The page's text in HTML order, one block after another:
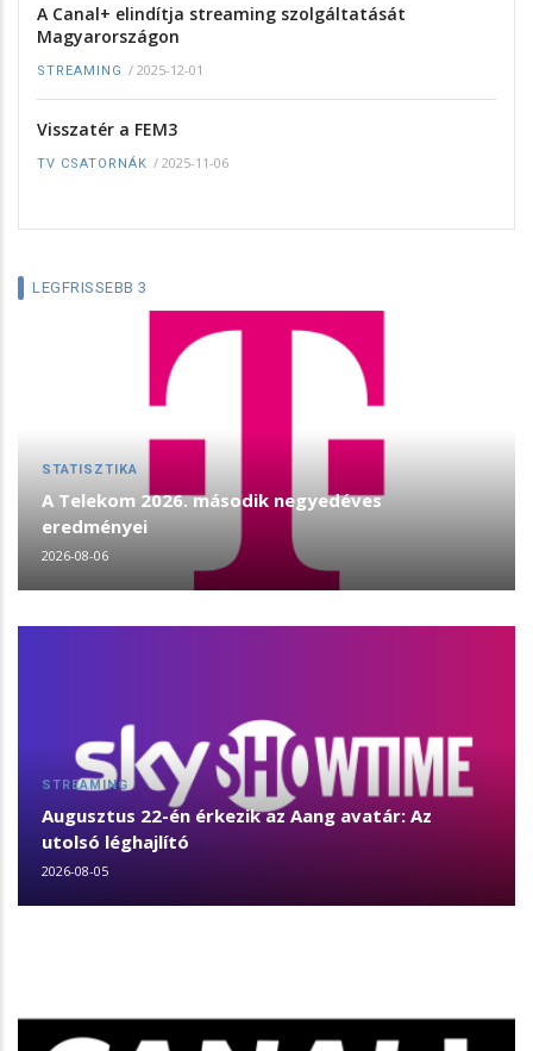
A Canal+ elindítja streaming szolgáltatását
Magyarországon
STREAMING / 2025-12-01
Visszatér a FEM3
TV CSATORNÁK / 2025-11-06
LEGFRISSEBB 3
STATISZTIKA
A Telekom 2026. második negyedéves
eredményei
2026-08-06
STREAMING
Augusztus 22-én érkezik az Aang avatár: Az
utolsó léghajlító
2026-08-05